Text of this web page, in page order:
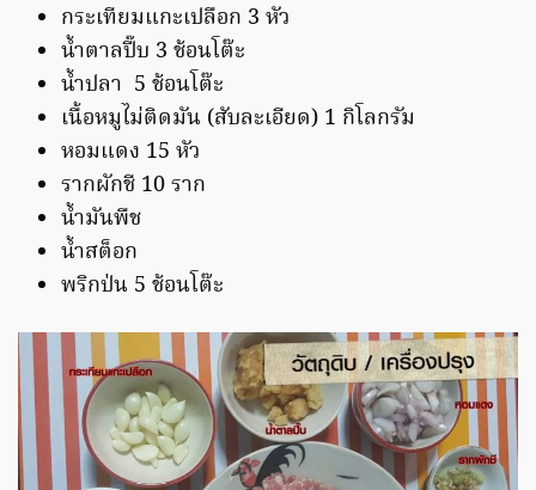
กระเทียมแกะเปลือก 3 หัว
น้ำตาลปี๊บ 3 ช้อนโต๊ะ
น้ำปลา 5 ช้อนโต๊ะ
เนื้อหมูไม่ติดมัน (สับละเอียด) 1 กิโลกรัม
หอมแดง 15 หัว
รากผักชี 10 ราก
น้ำมันพืช
น้ำสต็อก
พริกป่น 5 ช้อนโต๊ะ